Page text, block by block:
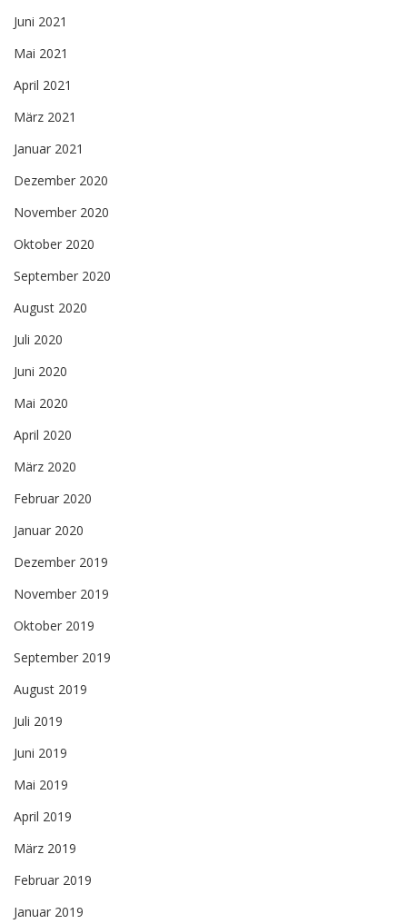
Juni 2021
Mai 2021
April 2021
März 2021
Januar 2021
Dezember 2020
November 2020
Oktober 2020
September 2020
August 2020
Juli 2020
Juni 2020
Mai 2020
April 2020
März 2020
Februar 2020
Januar 2020
Dezember 2019
November 2019
Oktober 2019
September 2019
August 2019
Juli 2019
Juni 2019
Mai 2019
April 2019
März 2019
Februar 2019
Januar 2019